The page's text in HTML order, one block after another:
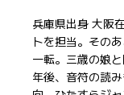
兵庫県出身 大阪
トを担当。その
一転。三歳の娘
年後、音符の読